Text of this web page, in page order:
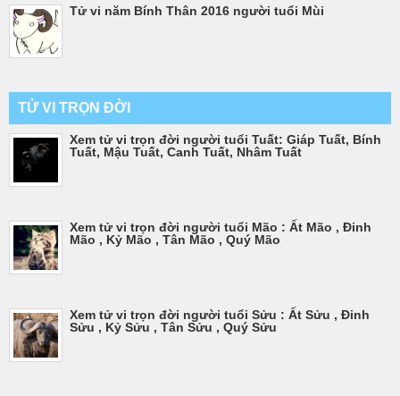
Tử vi năm Bính Thân 2016 người tuổi Mùi
TỬ VI TRỌN ĐỜI
Xem tử vi trọn đời người tuổi Tuất: Giáp Tuất, Bính
Tuất, Mậu Tuất, Canh Tuất, Nhâm Tuất
Xem tử vi trọn đời người tuổi Mão : Ất Mão , Đinh
Mão , Kỷ Mão , Tân Mão , Quý Mão
Xem tử vi trọn đời người tuổi Sửu : Ất Sửu , Đinh
Sửu , Kỷ Sửu , Tân Sửu , Quý Sửu